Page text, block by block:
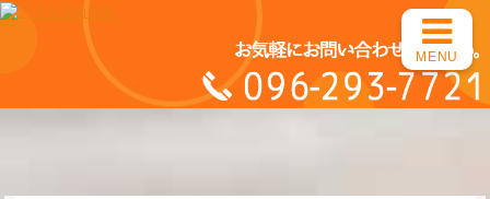
MENU